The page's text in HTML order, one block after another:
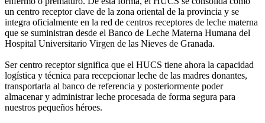
un centro receptor clave de la zona oriental de la provincia y se
integra oficialmente en la red de centros receptores de leche materna
que se suministran desde el Banco de Leche Materna Humana del
Hospital Universitario Virgen de las Nieves de Granada.
Ser centro receptor significa que el HUCS tiene ahora la capacidad
logística y técnica para recepcionar leche de las madres donantes,
transportarla al banco de referencia y posteriormente poder
almacenar y administrar leche procesada de forma segura para
nuestros pequeños héroes.